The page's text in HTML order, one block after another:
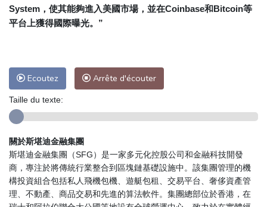
System，使其能夠進入美國市場，並在Coinbase和Bitcoin等
平台上獲得國際曝光。”
Ecoutez Arrête d'écouter
Taille du texte:
關於斯堪迪金融集團
斯堪迪金融集團（SFG）是一家多元化控股公司和金融科技開發
商，專注於將傳統行業整合到區塊鏈基礎設施中。該集團管理的機
構投資組合包括私人飛機包機、遊艇包租、交易平台、奢侈資產管
理、不動產、商品交易和先進的算法軟件。集團總部位於香港，在